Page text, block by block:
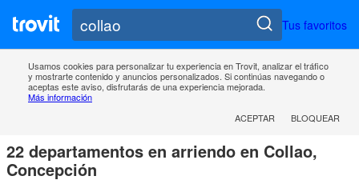
Tus favoritos
Usamos cookies para personalizar tu experiencia en Trovit, analizar el tráfico
y mostrarte contenido y anuncios personalizados. Si continúas navegando o
aceptas este aviso, disfrutarás de una experiencia mejorada.
Más información
ACEPTAR
BLOQUEAR
22 departamentos en arriendo en Collao,
Concepción